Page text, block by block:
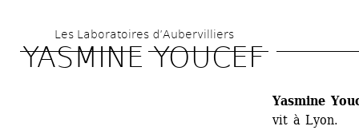
au
contenu
Les Laboratoires d’Aubervilliers
YASMINE YOUCEF
Yasmine
vit à Lyon.